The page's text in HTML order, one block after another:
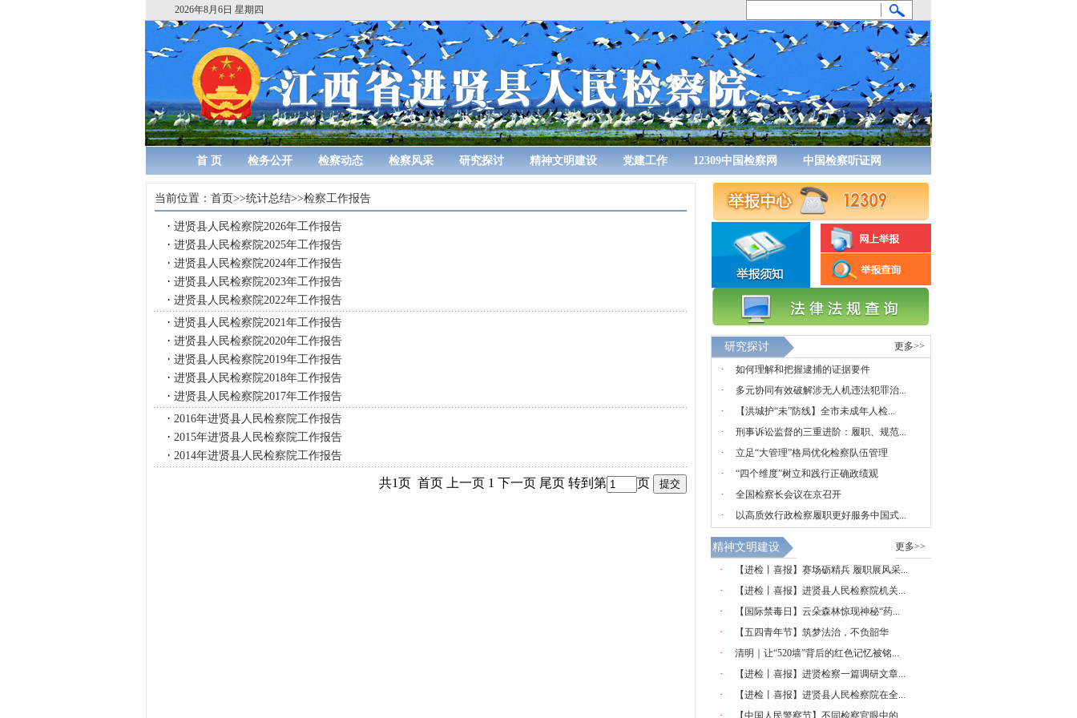
2026年8月6日 星期四
首 页 检务公开 检察动态 检察风采 研究探讨 精神文明建设 党建工作 12309中国检察网 中国检察听证网
当前位置： 首页>>统计总结>>检察工作报告
· 进贤县人民检察院2026年工作报告
· 进贤县人民检察院2025年工作报告
· 进贤县人民检察院2024年工作报告
· 进贤县人民检察院2023年工作报告
· 进贤县人民检察院2022年工作报告
· 进贤县人民检察院2021年工作报告
· 进贤县人民检察院2020年工作报告
· 进贤县人民检察院2019年工作报告
· 进贤县人民检察院2018年工作报告
· 进贤县人民检察院2017年工作报告
· 2016年进贤县人民检察院工作报告
· 2015年进贤县人民检察院工作报告
· 2014年进贤县人民检察院工作报告
共1页 首页 上一页 1 下一页 尾页 转到第 页
研究探讨 更多>>
· 如何理解和把握逮捕的证据要件
· 多元协同有效破解涉无人机违法犯罪治...
· 【洪城护“未”防线】全市未成年人检...
· 刑事诉讼监督的三重进阶：履职、规范...
· 立足“大管理”格局优化检察队伍管理
· “四个维度”树立和践行正确政绩观
· 全国检察长会议在京召开
· 以高质效行政检察履职更好服务中国式...
精神文明建设 更多>>
· 【进检丨喜报】赛场砺精兵 履职展风采...
· 【进检丨喜报】进贤县人民检察院机关...
· 【国际禁毒日】云朵森林惊现神秘“药...
· 【五四青年节】筑梦法治，不负韶华
· 清明｜让“520墙”背后的红色记忆被铭...
· 【进检丨喜报】进贤检察一篇调研文章...
· 【进检丨喜报】进贤县人民检察院在全...
· 【中国人民警察节】不同检察官眼中的...